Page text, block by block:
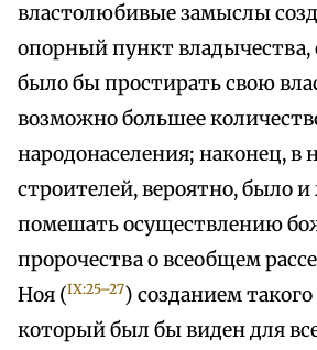
властолюбивые замыслы
опорный пункт владычества,
было бы простирать свою
возможно большее
народонаселения; наконец, в
строителей, вероятно, было
помешать осуществлению
пророчества о всеобщем
Ноя (IX:25–27) созданием
который был бы виден для